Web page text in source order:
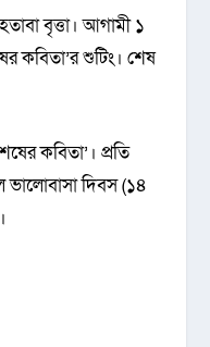
বৃত্তা। আগামী ১
কবিতা’র শুটিং। শেষ
কবিতা’। প্রতি
ভালোবাসা দিবস (১৪